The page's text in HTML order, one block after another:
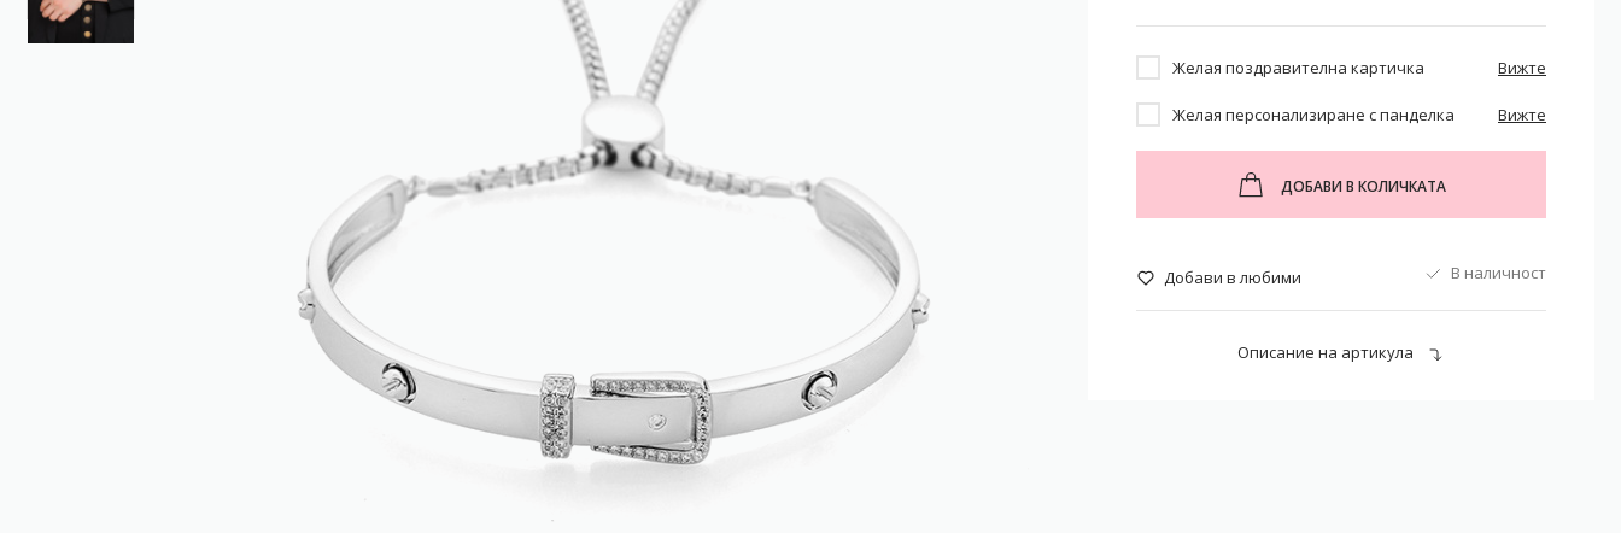
Желая поздравителна картичка Вижте
Желая персонализиране с панделка Вижте
ДОБАВИ В КОЛИЧКАТА
Добави в любими В наличност
Описание на артикула